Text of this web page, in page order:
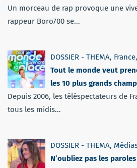
Un morceau de rap provoque une
rappeur Boro700 se...
DOSSIER - THEMA, France,
Tout le monde veut
les 10 plus grands
Depuis 2006, les téléspectateurs de
tous les midis...
DOSSIER - THEMA,
N’oubliez pas les